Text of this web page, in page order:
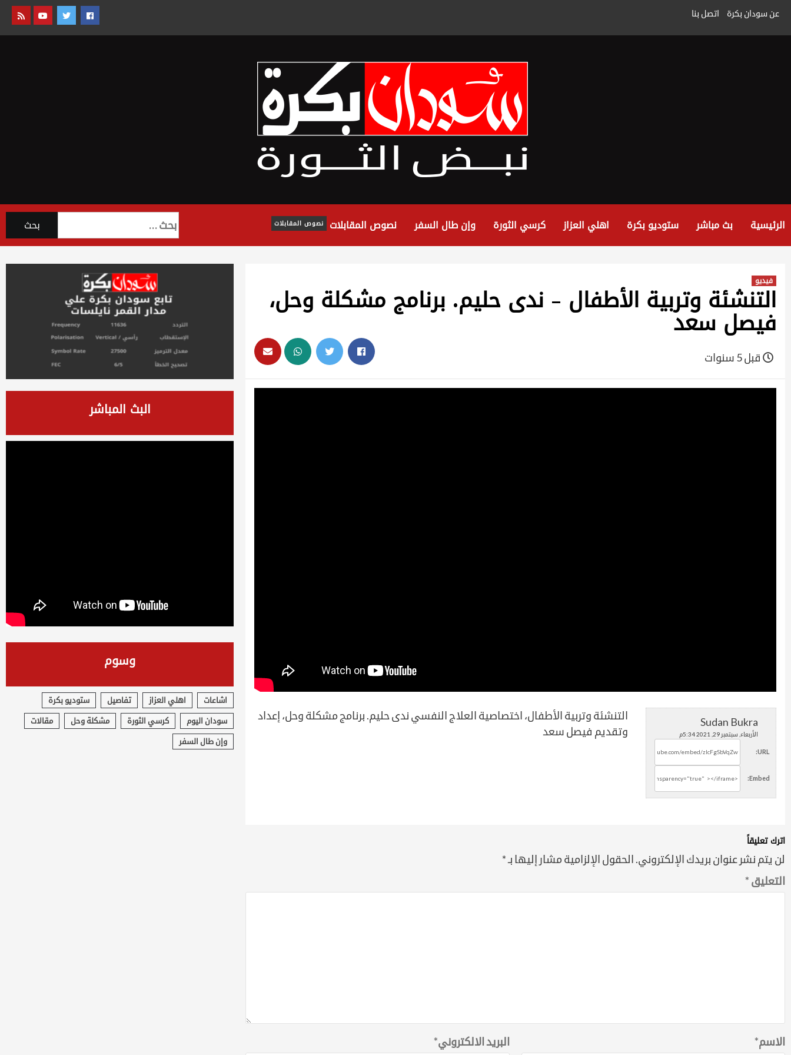
المحتوى
عن سودان بكرة اتصل بنا
الرئيسية بث مباشر ستوديو بكرة اهلي العزاز كرسي الثورة وإن طال السفر نصوص المقابلات نصوص المقابلات
البحث
عن:
فيديو
التنشئة وتربية الأطفال – ندى حليم. برنامج مشكلة وحل،
فيصل سعد
قبل 5 سنوات
Sudan Bukra
الأربعاء, سبتمبر 29, 2021 5:34م
URL:
Embed:
التنشئة وتربية الأطفال، اختصاصية العلاج النفسي ندى حليم. برنامج مشكلة وحل، إعداد
وتقديم فيصل سعد
اترك تعليقاً
لن يتم نشر عنوان بريدك الإلكتروني. الحقول الإلزامية مشار إليها بـ*
التعليق *
الاسم* البريد الالكتروني*
البث المباشر
وسوم
اشاعات اهلي العزاز تفاصيل ستوديو بكرة
سودان اليوم كرسي الثورة مشكلة وحل مقالات
وإن طال السفر